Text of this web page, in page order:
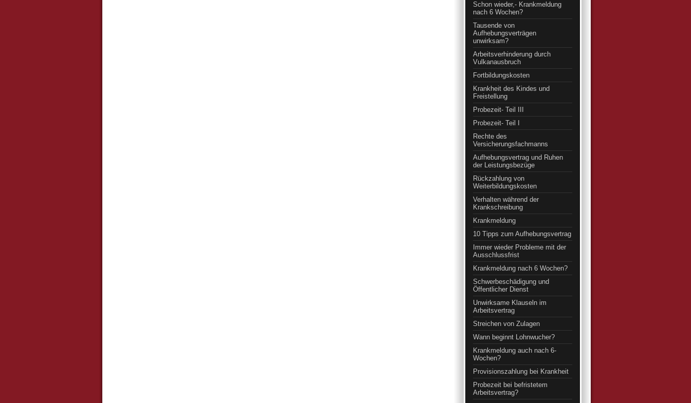
Schon wieder,- Krankmeldung
nach 6 Wochen?
Tausende von
Aufhebungsverträgen
unwirksam?
Arbeitsverhinderung durch
Vulkanausbruch
Fortbildungskosten
Krankheit des Kindes und
Freistellung
Probezeit- Teil III
Probezeit- Teil I
Rechte des
Versicherungsfachmanns
Aufhebungsvertrag und Ruhen
der Leistungsbezüge
Rückzahlung von
Weiterbildungskosten
Verhalten während der
Krankschreibung
Krankmeldung
10 Tipps zum Aufhebungsvertrag
Immer wieder Probleme mit der
Ausschlussfrist
Krankmeldung nach 6 Wochen?
Schwerbeschädigung und
Öffentlicher Dienst
Unwirksame Klauseln im
Arbeitsvertrag
Streichen von Zulagen
Wann beginnt Lohnwucher?
Krankmeldung auch nach 6-
Wochen?
Provisionszahlung bei Krankheit
Probezeit bei befristetem
Arbeitsvertrag?